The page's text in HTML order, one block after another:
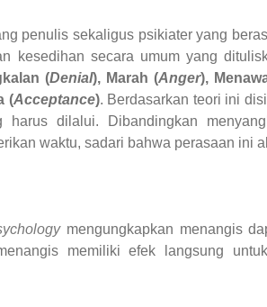
penulis sekaligus psikiater yang
kesedihan secara umum yang
(Denial), Marah (Anger),
(Acceptance). Berdasarkan teori ini
dilalui. Dibandingkan
waktu, sadari bahwa perasaan ini
mengungkapkan menangis
memiliki efek langsung